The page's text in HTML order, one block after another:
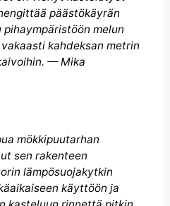
päästökäyrän
melun
kahdeksan metrin
— Mika
mökkipuutarhan
sen rakenteen
lämpösuojakytkin
käyttöön ja